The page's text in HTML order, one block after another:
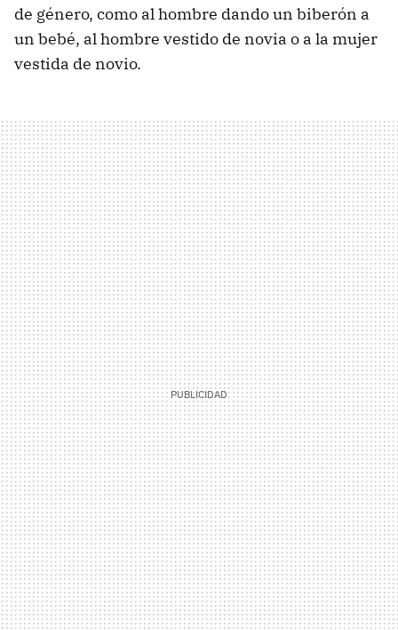
de género, como al hombre dando un biberón a
un bebé, al hombre vestido de novia o a la mujer
vestida de novio.